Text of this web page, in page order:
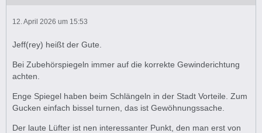
12. April 2026 um 15:53
Jeff(rey) heißt der Gute.
Bei Zubehörspiegeln immer auf die korrekte Gewinderichtung
achten.
Enge Spiegel haben beim Schlängeln in der Stadt Vorteile. Zum
Gucken einfach bissel turnen, das ist Gewöhnungssache.
Der laute Lüfter ist nen interessanter Punkt, den man erst von